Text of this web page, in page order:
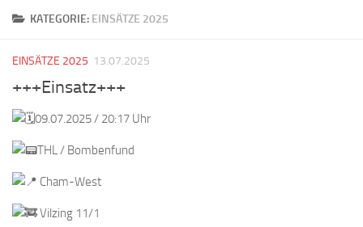
KATEGORIE: EINSÄTZE 2025
EINSÄTZE 2025 13.07.2025
+++Einsatz+++
09.07.2025 / 20:17 Uhr
THL / Bombenfund
Cham-West
Vilzing 11/1